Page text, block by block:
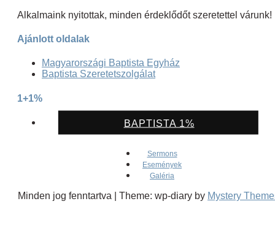
Alkalmaink nyitottak, minden érdeklődőt szeretettel várunk!
Ajánlott oldalak
Magyarországi Baptista Egyház
Baptista Szeretetszolgálat
1+1%
BAPTISTA 1%
Sermons
Események
Galéria
Minden jog fenntartva Theme: wp-diary by Mystery